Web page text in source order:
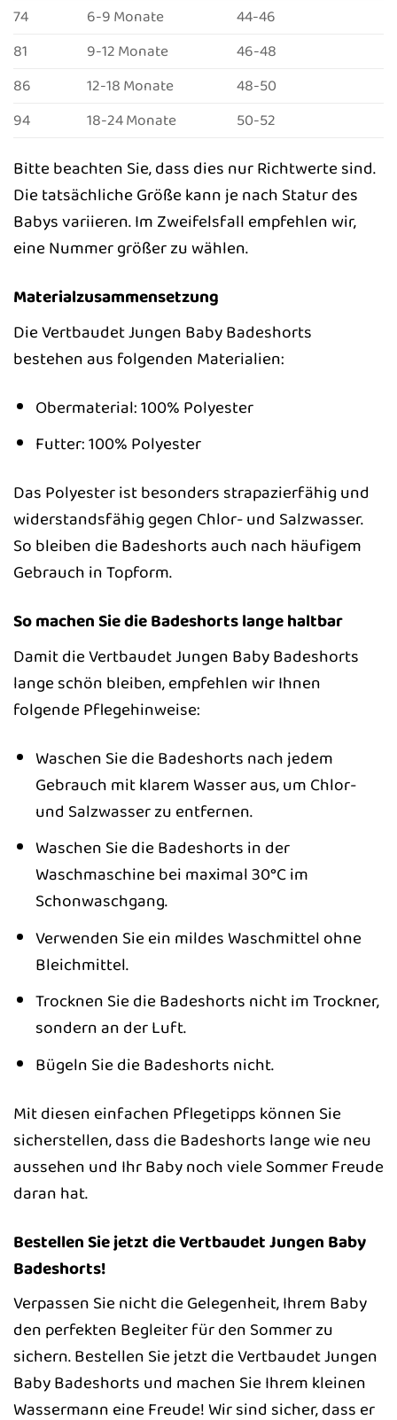
74
6-9 Monate
44-46
81
9-12 Monate
46-48
86
12-18 Monate
48-50
94
18-24 Monate 50-52
Bitte beachten Sie, dass dies nur Richtwerte sind.
Die tatsächliche Größe kann je nach Statur des
Babys variieren. Im Zweifelsfall empfehlen wir,
eine Nummer größer zu wählen.
Materialzusammensetzung
Die Vertbaudet Jungen Baby Badeshorts
bestehen aus folgenden Materialien:
Obermaterial: 100% Polyester
Futter: 100% Polyester
Das Polyester ist besonders strapazierfähig und
widerstandsfähig gegen Chlor- und Salzwasser.
So bleiben die Badeshorts auch nach häufigem
Gebrauch in Topform.
So machen Sie die Badeshorts lange haltbar
Damit die Vertbaudet Jungen Baby Badeshorts
lange schön bleiben, empfehlen wir Ihnen
folgende Pflegehinweise:
Waschen Sie die Badeshorts nach jedem
Gebrauch mit klarem Wasser aus, um Chlor-
und Salzwasser zu entfernen.
Waschen Sie die Badeshorts in der
Waschmaschine bei maximal 30°C im
Schonwaschgang.
Verwenden Sie ein mildes Waschmittel ohne
Bleichmittel.
Trocknen Sie die Badeshorts nicht im Trockner,
sondern an der Luft.
Bügeln Sie die Badeshorts nicht.
Mit diesen einfachen Pflegetipps können Sie
sicherstellen, dass die Badeshorts lange wie neu
aussehen und Ihr Baby noch viele Sommer Freude
daran hat.
Bestellen Sie jetzt die Vertbaudet Jungen Baby
Badeshorts!
Verpassen Sie nicht die Gelegenheit, Ihrem Baby
den perfekten Begleiter für den Sommer zu
sichern. Bestellen Sie jetzt die Vertbaudet Jungen
Baby Badeshorts und machen Sie Ihrem kleinen
Wassermann eine Freude! Wir sind sicher, dass er